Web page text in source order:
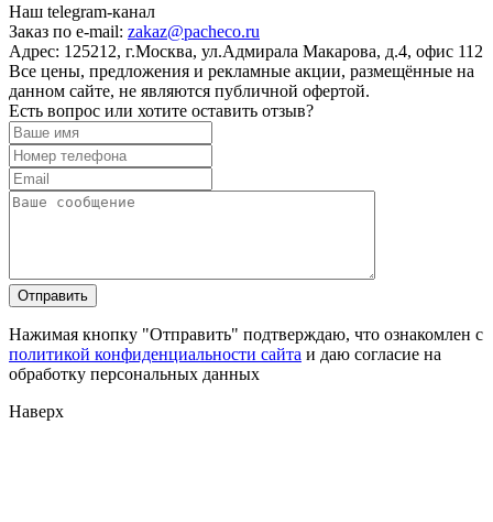
Наш telegram-канал
Заказ по e-mail: zakaz@pacheco.ru
Адрес: 125212, г.Москва, ул.Адмирала Макарова, д.4, офис 112
Все цены, предложения и рекламные акции, размещённые на
данном сайте, не являются публичной офертой.
Есть вопрос или хотите оставить отзыв?
Нажимая кнопку "Отправить" подтверждаю, что ознакомлен с
политикой конфиденциальности сайта и даю согласие на
обработку персональных данных
Наверх